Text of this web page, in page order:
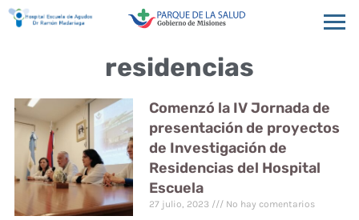
residencias
Comenzó la IV Jornada de
presentación de proyectos
de Investigación de
Residencias del Hospital
Escuela
27 julio, 2023 No hay comentarios